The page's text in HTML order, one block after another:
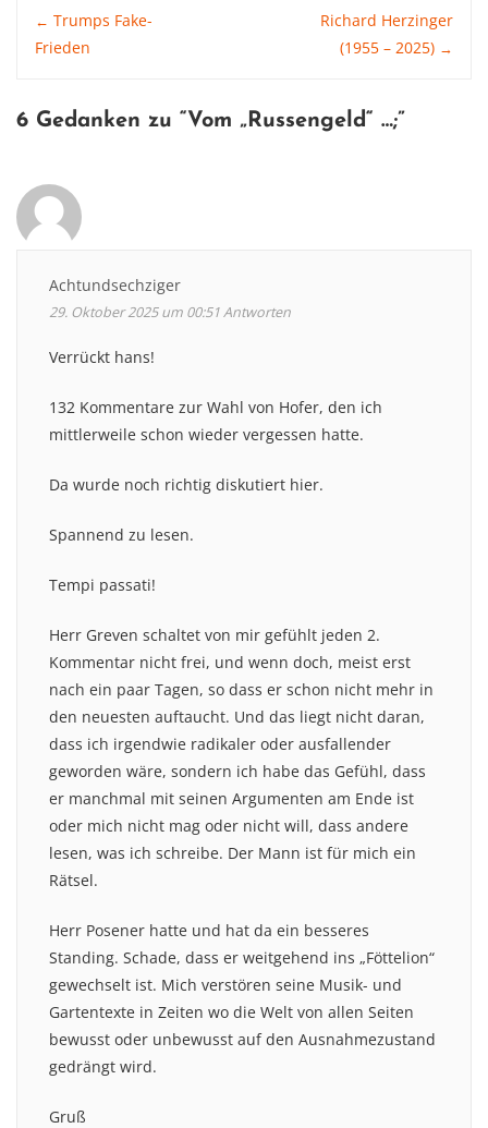
Post
← Trumps Fake-
Frieden
Richard Herzinger
(1955 – 2025) →
6 Gedanken zu “Vom „Russengeld“ …;”
Achtundsechziger
29. Oktober 2025 um 00:51Antworten
Verrückt hans!
132 Kommentare zur Wahl von Hofer, den ich
mittlerweile schon wieder vergessen hatte.
Da wurde noch richtig diskutiert hier.
Spannend zu lesen.
Tempi passati!
Herr Greven schaltet von mir gefühlt jeden 2.
Kommentar nicht frei, und wenn doch, meist erst
nach ein paar Tagen, so dass er schon nicht mehr in
den neuesten auftaucht. Und das liegt nicht daran,
dass ich irgendwie radikaler oder ausfallender
geworden wäre, sondern ich habe das Gefühl, dass
er manchmal mit seinen Argumenten am Ende ist
oder mich nicht mag oder nicht will, dass andere
lesen, was ich schreibe. Der Mann ist für mich ein
Rätsel.
Herr Posener hatte und hat da ein besseres
Standing. Schade, dass er weitgehend ins „Föttelion“
gewechselt ist. Mich verstören seine Musik- und
Gartentexte in Zeiten wo die Welt von allen Seiten
bewusst oder unbewusst auf den Ausnahmezustand
gedrängt wird.
Gruß